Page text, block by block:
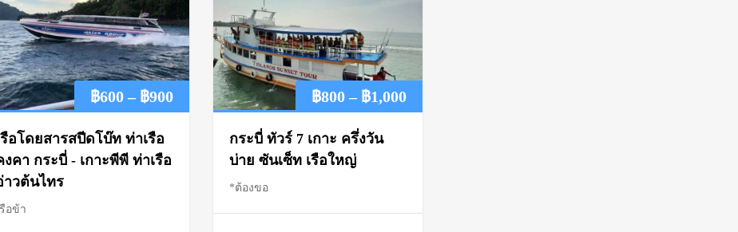
฿600 – ฿900Price
รือโดยสารสปีดโบ๊ท ท่าเรือ
งคา กระบี่ - เกาะพีพี ท่าเรือ
าวต้นไทร
รือข้า
฿800 – ฿1,000Price
กระบี่ ทัวร์ 7 เกาะ ครึ่งวัน
บ่าย ซันเซ็ท เรือใหญ่
*ต้องขอ